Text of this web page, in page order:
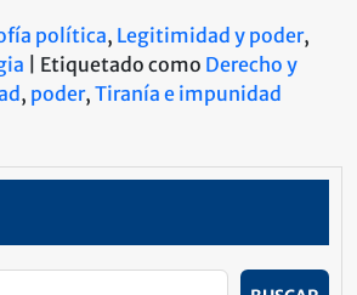
política, Legitimidad y poder,
Etiquetado como Derecho y
, poder, Tiranía e impunidad